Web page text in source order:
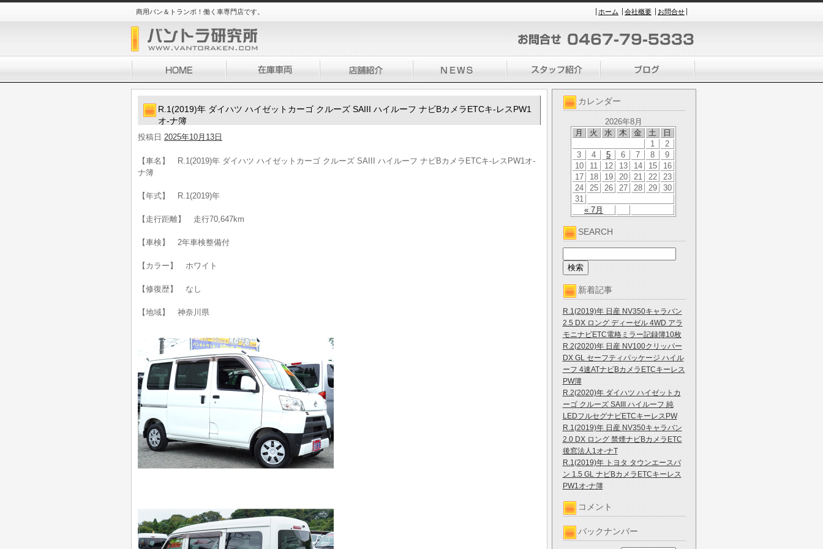
商用バン＆トランポ！働く車専門店です。 ホーム 会社概要 お問合せ
カレンダー
2026年8月
月
火 水 木 金 土 日
« 7月
1
2
3
4 5 6 7 8
9
10
11 12 13 14 15
16
17
18 19 20 21 22
23
24
25 26 27 28 29
30
31
SEARCH
新着記事
R.1(2019)年 日産 NV350キャラバン
2.5 DX ロング ディーゼル 4WD アラ
モニナビETC電格ミラー記録簿10枚
R.2(2020)年 日産 NV100クリッパー
DX GL セーフティパッケージ ハイル
ーフ 4速ATナビBカメラETCキーレス
PW簿
R.2(2020)年 ダイハツ ハイゼットカ
ーゴ クルーズ SAIII ハイルーフ 純
LEDフルセグナビETCキーレスPW
R.1(2019)年 日産 NV350キャラバン
2.0 DX ロング 禁煙ナビBカメラETC
後窓法人1オ-ナT
R.1(2019)年 トヨタ タウンエースバ
ン 1.5 GL ナビBカメラETCキーレス
PW1オ-ナ簿
コメント
バックナンバー
R.1(2019)年 ダイハツ ハイゼットカーゴ クルーズ SAIII ハイルーフ ナビBカメラETCキ-レスPW1
オ-ナ簿
投稿日 2025年10月13日
【車名】 R.1(2019)年 ダイハツ ハイゼットカーゴ クルーズ SAIII ハイルーフ ナビBカメラETCキ-レスPW1オ-
ナ簿
【年式】 R.1(2019)年
【走行距離】 走行70,647km
【車検】 2年車検整備付
【カラー】 ホワイト
【修復歴】 なし
【地域】 神奈川県